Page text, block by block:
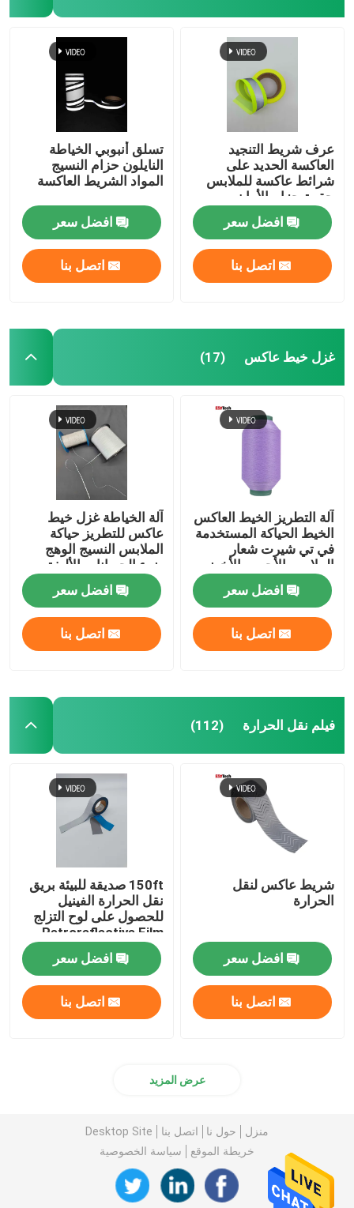
عرف شريط التنجيد
العاكسة الحديد على
شرائط عاكسة للملابس
حقيبة حزام الأمان
افضل سعر
اتصل بنا
تسلق أنبوبي الخياطة
النايلون حزام النسيج
المواد الشريط العاكسة
افضل سعر
اتصل بنا
غزل خيط عاكس (17)
آلة التطريز الخيط العاكس
الخيط الحياكة المستخدمة
في تي شيرت شعار
الملابس الأحمر والأخضر
افضل سعر
اتصل بنا
آلة الخياطة غزل خيط
عاكس للتطريز حياكة
الملابس النسيج الوهج
ضوء الحيوانات الأليفة
افضل سعر
اتصل بنا
فيلم نقل الحرارة (112)
شريط عاكس لنقل
الحرارة
افضل سعر
اتصل بنا
150ft صديقة للبيئة بريق
نقل الحرارة الفينيل
للحصول على لوح التزلج
Retroreflective Film
الملابس
افضل سعر
اتصل بنا
عرض المزيد
منزل حول نا اتصل بنا
Desktop Site
خريطة الموقع
سياسة الخصوصية